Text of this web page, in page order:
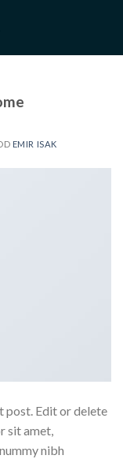
EMIR ISAK
post. Edit or delete
sit amet,
nibh